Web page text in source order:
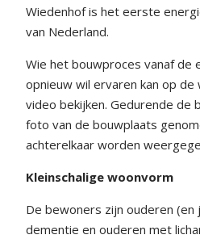
Wiedenhof is het eerste
van Nederland.
Wie het bouwproces vanaf
opnieuw wil ervaren kan op de
video bekijken. Gedurende de
foto van de bouwplaats
achterelkaar worden
Kleinschalige woonvorm
De bewoners zijn ouderen
dementie en ouderen met